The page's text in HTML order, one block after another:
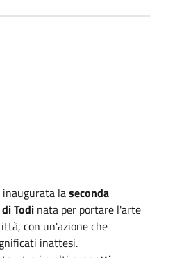
laseconda
Todi nata per portare l'arte
con un'azione che
inattesi.